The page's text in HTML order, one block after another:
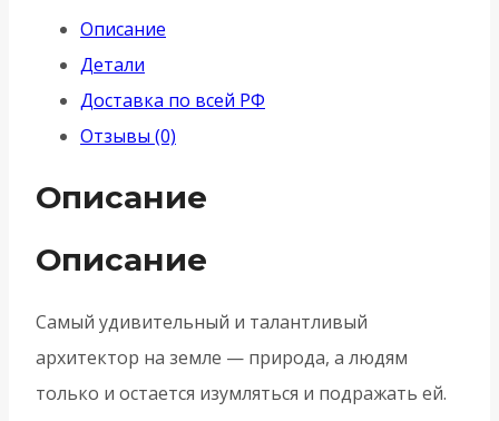
AQUA
URS
BL-
Описание
Детали
Доставка по всей РФ
Отзывы (0)
Описание
Описание
Самый удивительный и талантливый
архитектор на земле — природа, а людям
только и остается изумляться и подражать ей.